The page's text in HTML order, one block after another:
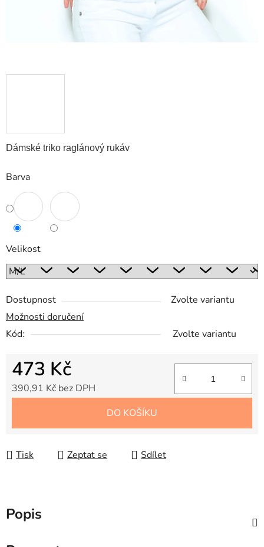
Dámské triko raglánový rukáv
Barva
Velikost
Dostupnost
Zvolte variantu
Možnosti doručení
Kód:
Zvolte variantu
473 Kč
390,91 Kč bez DPH
DO KOŠÍKU
Tisk Zeptat se Sdílet
Popis